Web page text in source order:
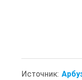
Источник: